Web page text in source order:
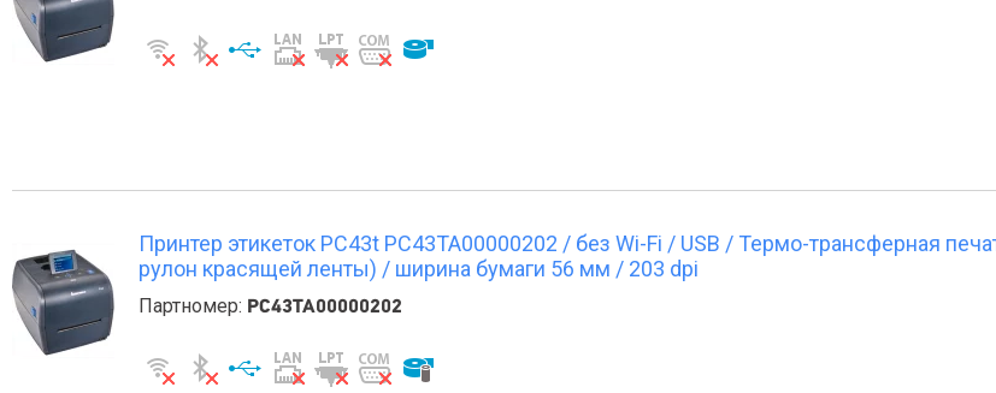
Принтер этикеток PС43t PC43TA00000202 / без Wi-Fi / USB / Термо-трансферная
рулон красящей ленты) / ширина бумаги 56 мм / 203 dpi
Партномер: PC43TA00000202